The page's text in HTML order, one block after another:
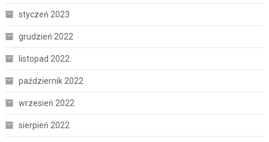
styczeń 2023
grudzień 2022
listopad 2022
październik 2022
wrzesień 2022
sierpień 2022